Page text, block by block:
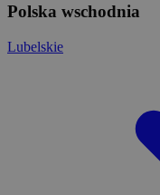
Polska wschodnia
Lubelskie